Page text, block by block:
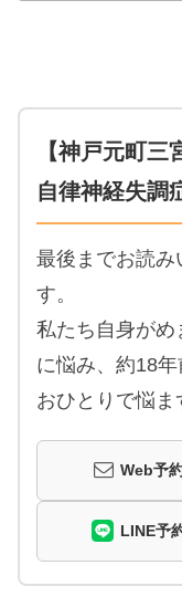
【神戸元町
自律神経失調
最後までお読み
す。
私たち自身がめ
に悩み、約18年
おひとりで悩ま
Web予
LINE予